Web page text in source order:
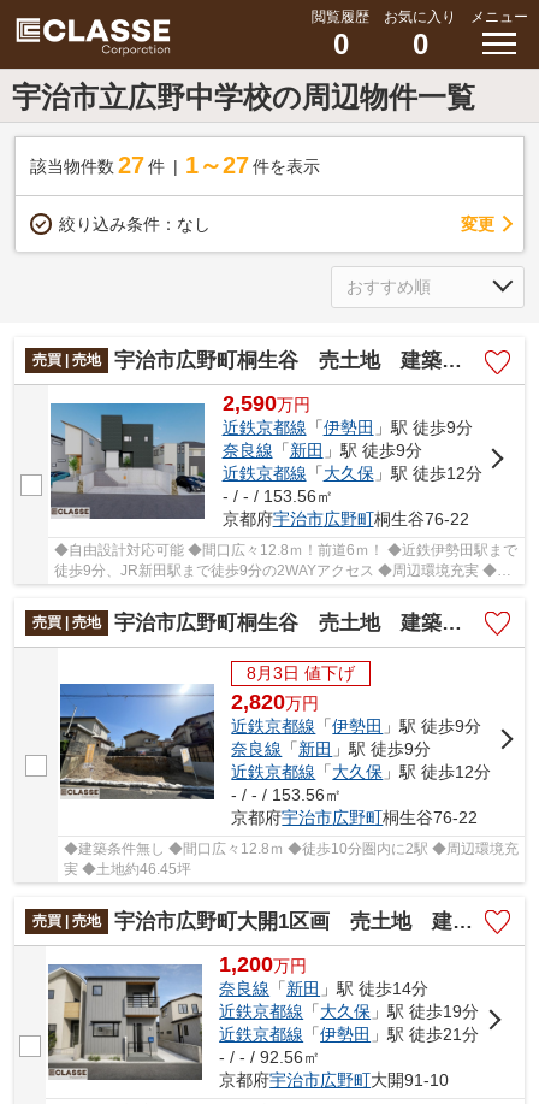
閲覧履歴
0
お気に入り
0
メニュー
宇治市立広野中学校の周辺物件一覧
該当物件数 27件 1～27 件を表示
絞り込み条件： なし 変更
売買 | 売地 宇治市広野町桐生谷 売土地 建築条件付き
2,590万円
近鉄京都線 「伊勢田 」駅 徒歩9分
奈良線 「新田 」駅 徒歩9分
近鉄京都線 「大久保」駅 徒歩12分
- / - / 153.56㎡
京都府宇治市広野町桐生谷76-22
◆自由設計対応可能 ◆間口広々12.8ｍ！前道6ｍ！ ◆近鉄伊勢田駅まで
徒歩9分、JR新田駅まで徒歩9分の2WAYアクセス ◆周辺環境充実 ◆土
売買 | 売地
宇治市広野町桐生谷 売土地 建築条件無し
8月3日 値下げ
2,820万円
近鉄京都線 「伊勢田 」駅 徒歩9分
奈良線 「新田 」駅 徒歩9分
近鉄京都線 「大久保 」駅 徒歩12分
- / - / 153.56㎡
京都府宇治市広野町桐生谷76-22
◆建築条件無し ◆間口広々12.8ｍ ◆徒歩10分圏内に2駅 ◆周辺環境充
実 ◆土地約46.45坪
売買 | 売地 宇治市広野町大開1区画 売土地 建築条件付き
1,200万円
奈良線 「新田 」駅 徒歩14分
近鉄京都線 「大久保 」駅 徒歩19分
近鉄京都線 「伊勢田 」駅 徒歩21分
- / - / 92.56㎡
京都府宇治市広野町大開91-10